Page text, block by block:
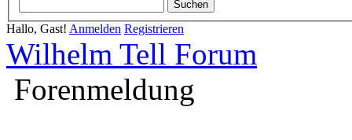
Hallo, Gast! Anmelden Registrieren
Wilhelm Tell Forum
Forenmeldung